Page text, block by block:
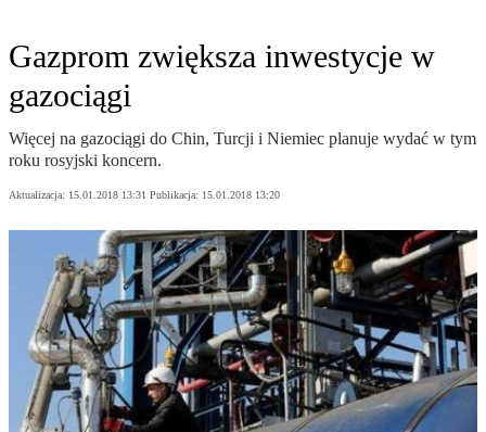
Gazprom zwiększa inwestycje w
gazociągi
Więcej na gazociągi do Chin, Turcji i Niemiec planuje wydać w tym
roku rosyjski koncern.
Aktualizacja: 15.01.2018 13:31 Publikacja: 15.01.2018 13:20